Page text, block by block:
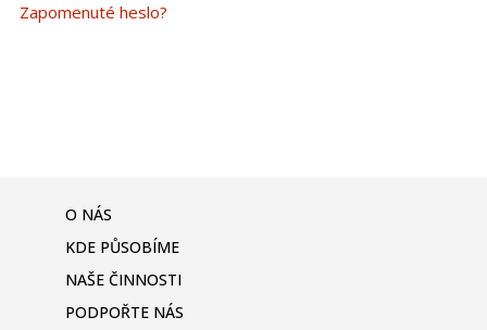
Zapomenuté heslo?
O NÁS
KDE PŮSOBÍME
NAŠE ČINNOSTI
PODPOŘTE NÁS